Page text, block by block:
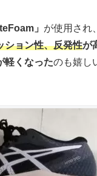
」 が使用され
ション性、反発性が
軽くなったのも嬉し